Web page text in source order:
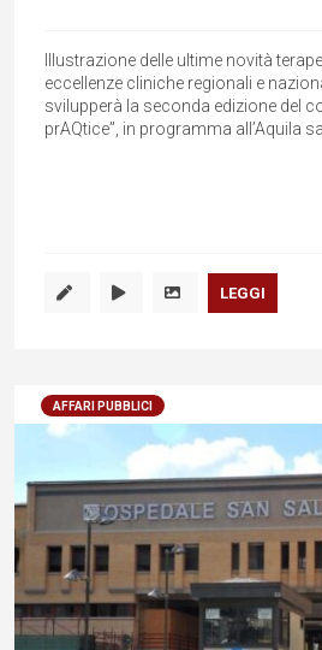
Illustrazione delle ultime novità
eccellenze cliniche regionali e
svilupperà la seconda edizione del
prAQtice”, in programma all’Aquila
LEGGI
AFFARI PUBBLICI